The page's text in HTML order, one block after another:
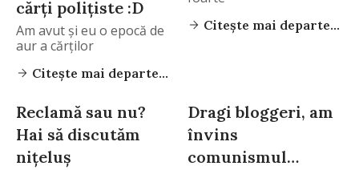
cărți polițiste :D
Am avut și eu o epocă de
aur a cărților
Citește mai departe...
Citește mai departe...
Reclamă sau nu?
Hai să discutăm
niţeluş
Dragi bloggeri, am
învins
comunismul…